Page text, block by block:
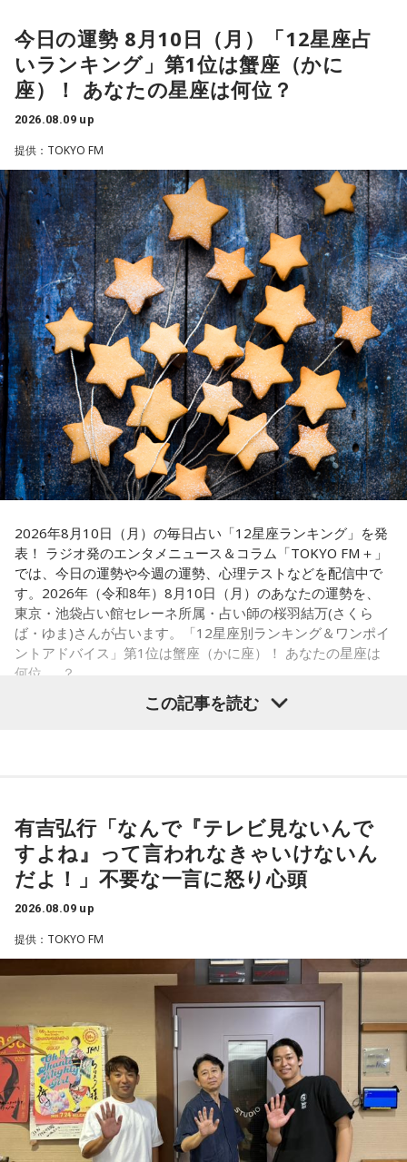
今日の運勢 8月10日（月）「12星座占
いランキング」第1位は蟹座（かに
座）！ あなたの星座は何位？
2026.08.09 up
提供：TOKYO FM
2026年8月10日（月）の毎日占い「12星座ランキング」を発
表！ ラジオ発のエンタメニュース＆コラム「TOKYO FM＋」
では、今日の運勢や今週の運勢、心理テストなどを配信中で
す。2026年（令和8年）8月10日（月）のあなたの運勢を、
東京・池袋占い館セレーネ所属・占い師の桜羽結万(さくら
ば・ゆま)さんが占います。「12星座別ランキング＆ワンポイ
ントアドバイス」第1位は蟹座（かに座）！ あなたの星座は
何位……？
い気持ちを前に出して、行動していくと良いでしょう。気に
なる相手にも自信を持って接するようにしましょう。
【2位】蠍座（さそり座）
ラッキーなことが起こりそう。周りからの評価も上がって、
充実感を覚えるようです。努力などが認められると、心も落
で、良い縁ができるかも。
【3位】魚座（うお座）
心の中にあった、わだかまりを解消できるようです。ほっと
できると、自分らしく活動できることでしょう。恋愛に対し
ても前向きになれそう。情熱的な相手を通して自分自身も成
長できるようです。
【4位】乙女座（おとめ座）
思い切りの良さを大事にしてみましょう。出かけるときは、
この記事を読む
有吉弘行「なんで『テレビ見ないんで
すよね』って言われなきゃいけないん
だよ！」不要な一言に怒り心頭
2026.08.09 up
提供：TOKYO FM